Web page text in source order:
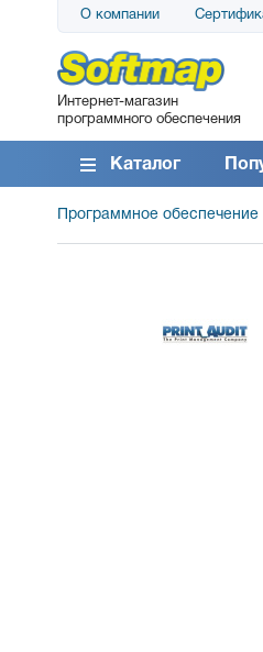
О компании
Интернет-магазин
программного обеспечения
АО «АТС» благодарит компанию
поставку программного
DameWare...
Читать все отзывы
Каталог
Программное обеспечение